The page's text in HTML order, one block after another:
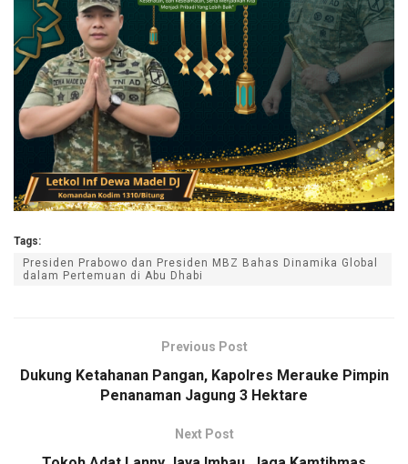
Tags:
Presiden Prabowo dan Presiden MBZ Bahas Dinamika Global
dalam Pertemuan di Abu Dhabi
Previous Post
Dukung Ketahanan Pangan, Kapolres Merauke Pimpin
Penanaman Jagung 3 Hektare
Next Post